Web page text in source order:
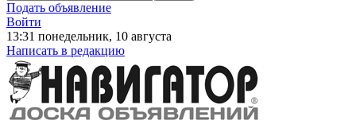
Подать объявление
Войти
13:31 понедельник, 10 августа
Написать в редакцию